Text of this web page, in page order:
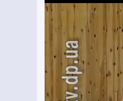
Відеопрогравач